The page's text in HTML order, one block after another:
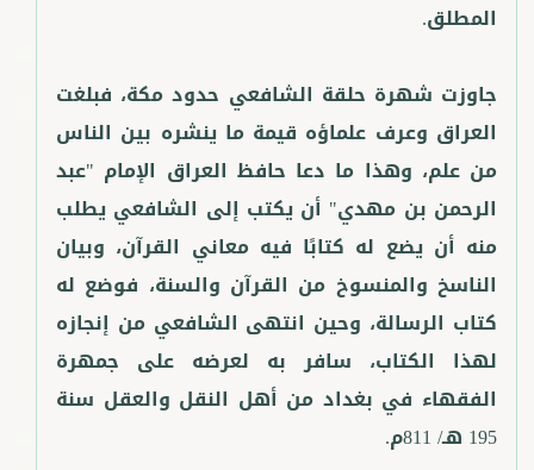
جاوزت شهرة حلقة الشافعي حدود مكة، فبلغت
العراق وعرف علماؤه قيمة ما ينشره بين الناس
من علم، وهذا ما دعا حافظ العراق الإمام "عبد
الرحمن بن مهدي" أن يكتب إلى الشافعي يطلب
منه أن يضع له كتابًا فيه معاني القرآن، وبيان
الناسخ والمنسوخ من القرآن والسنة، فوضع له
كتاب الرسالة، وحين انتهى الشافعي من إنجازه
لهذا الكتاب، سافر به لعرضه على جمهرة
الفقهاء في بغداد من أهل النقل والعقل سنة